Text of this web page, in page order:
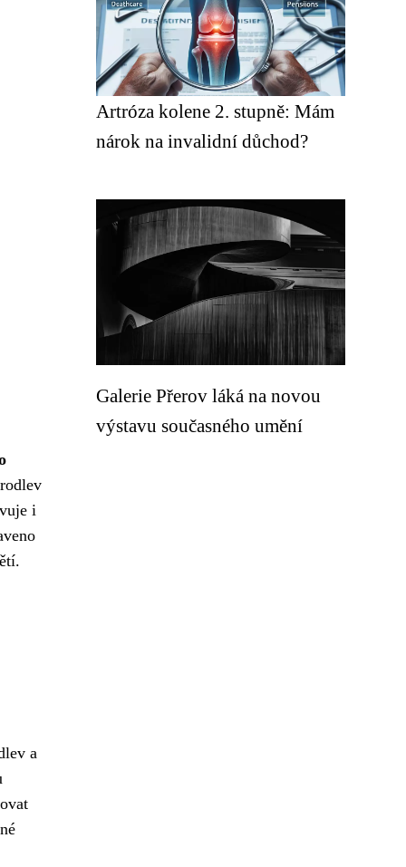
i
a
Artróza kolene 2. stupně: Mám
nárok na invalidní důchod?
Galerie Přerov láká na novou
výstavu současného umění